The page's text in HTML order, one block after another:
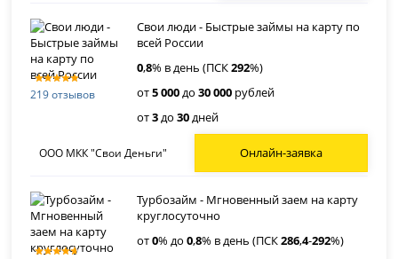
219 отзывов
Свои люди - Быстрые займы на карту по
всей России
0,8% в день (ПСК292%)
от5 000до30 000 рублей
от3до30дней
ООО МКК "Свои Деньги" Онлайн-заявка
Турбозайм - Мгновенный заем на карту
круглосуточно
от0% до0,8% в день (ПСК286,4-292%)